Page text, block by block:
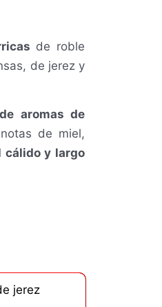
de roble
de jerez y
aromas de
de miel,
cálido y largo
jerez